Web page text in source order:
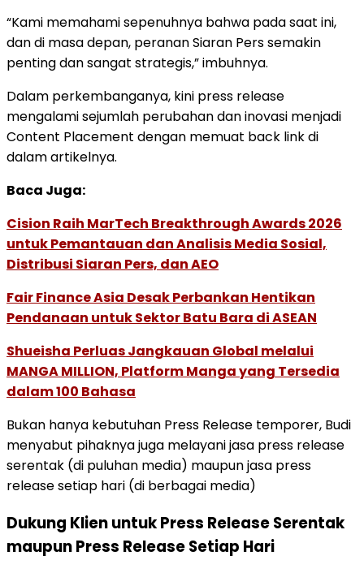
“Kami memahami sepenuhnya bahwa pada saat ini,
dan di masa depan, peranan Siaran Pers semakin
penting dan sangat strategis,” imbuhnya.
Dalam perkembanganya, kini press release
mengalami sejumlah perubahan dan inovasi menjadi
Content Placement dengan memuat back link di
dalam artikelnya.
Baca Juga:
Cision Raih MarTech Breakthrough Awards 2026
untuk Pemantauan dan Analisis Media Sosial,
Distribusi Siaran Pers, dan AEO
Fair Finance Asia Desak Perbankan Hentikan
Pendanaan untuk Sektor Batu Bara di ASEAN
Shueisha Perluas Jangkauan Global melalui
MANGA MILLION, Platform Manga yang Tersedia
dalam 100 Bahasa
Bukan hanya kebutuhan Press Release temporer, Budi
menyabut pihaknya juga melayani jasa press release
serentak (di puluhan media) maupun jasa press
release setiap hari (di berbagai media)
Dukung Klien untuk Press Release Serentak
maupun Press Release Setiap Hari